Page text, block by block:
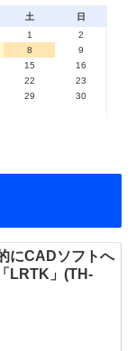
土
日
1
2
8
9
15
16
22
23
29
30
にCADソフトへ
LRTK」(TH-